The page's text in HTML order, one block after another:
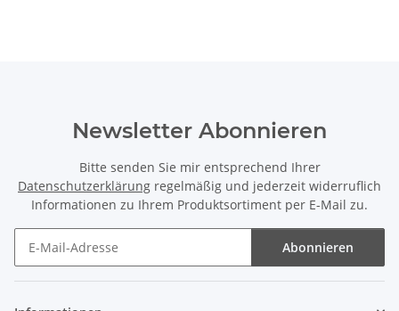
Newsletter Abonnieren
Bitte senden Sie mir entsprechend Ihrer
Datenschutzerklärung regelmäßig und jederzeit widerruflich
Informationen zu Ihrem Produktsortiment per E-Mail zu.
Abonnieren